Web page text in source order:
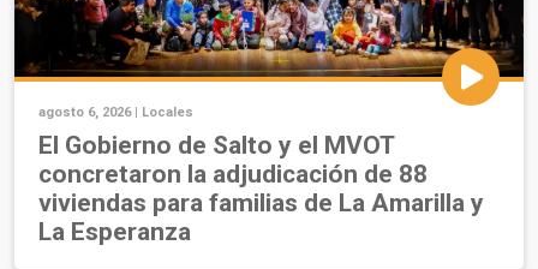
agosto 6, 2026 | Locales
El Gobierno de Salto y el MVOT
concretaron la adjudicación de 88
viviendas para familias de La Amarilla y
La Esperanza